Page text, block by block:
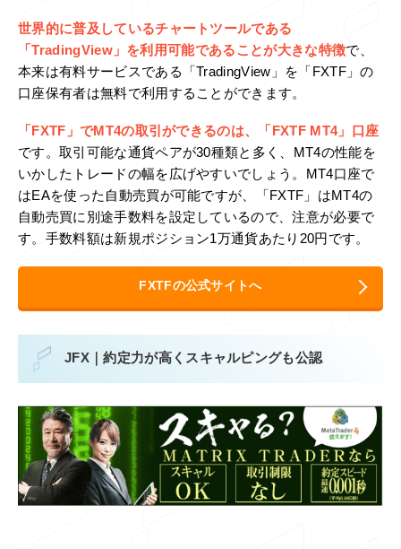
世界的に普及しているチャートツールである
「TradingView」を利用可能であることが大きな特徴で、
本来は有料サービスである「TradingView」を「FXTF」の
口座保有者は無料で利用することができます。
「FXTF」でMT4の取引ができるのは、「FXTF MT4」口座
です。取引可能な通貨ペアが30種類と多く、MT4の性能を
いかしたトレードの幅を広げやすいでしょう。MT4口座で
はEAを使った自動売買が可能ですが、「FXTF」はMT4の
自動売買に別途手数料を設定しているので、注意が必要で
す。手数料額は新規ポジション1万通貨あたり20円です。
FXTFの公式サイトへ
JFX｜約定力が高くスキャルピングも公認